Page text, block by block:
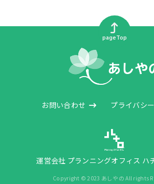
お問い合わせ プライバシ
運営会社 プランニングオフィス ハ
Copyright © 2023 あしやの All rights
pageTop